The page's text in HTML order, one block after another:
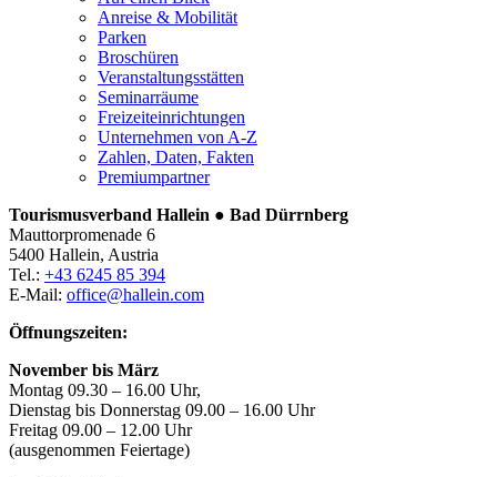
Anreise & Mobilität
Parken
Broschüren
Veranstaltungsstätten
Seminarräume
Freizeiteinrichtungen
Unternehmen von A-Z
Zahlen, Daten, Fakten
Premiumpartner
Tourismusverband Hallein ● Bad Dürrnberg
Mauttorpromenade 6
5400 Hallein, Austria
Tel.: +43 6245 85 394
E-Mail: office@hallein.com
Öffnungszeiten:
November bis März
Montag 09.30 – 16.00 Uhr,
Dienstag bis Donnerstag 09.00 – 16.00 Uhr
Freitag 09.00 – 12.00 Uhr
(ausgenommen Feiertage)